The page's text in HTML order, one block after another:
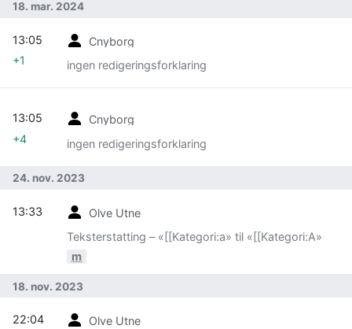
18. mar. 2024
Cnyborg
ingen redigeringsforklaring
13:05
+1
Cnyborg
ingen redigeringsforklaring
13:05
+4
24. nov. 2023
Olve Utne
Teksterstatting – «[[Kategori:a» til «[[Kategori:A»
m
13:33
18. nov. 2023
Olve Utne
22:04